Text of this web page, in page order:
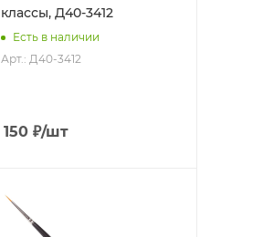
классы, Д40-3412
Есть в наличии
Арт.: Д40-3412
150₽/шт